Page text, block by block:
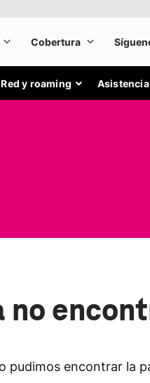
Red y roaming